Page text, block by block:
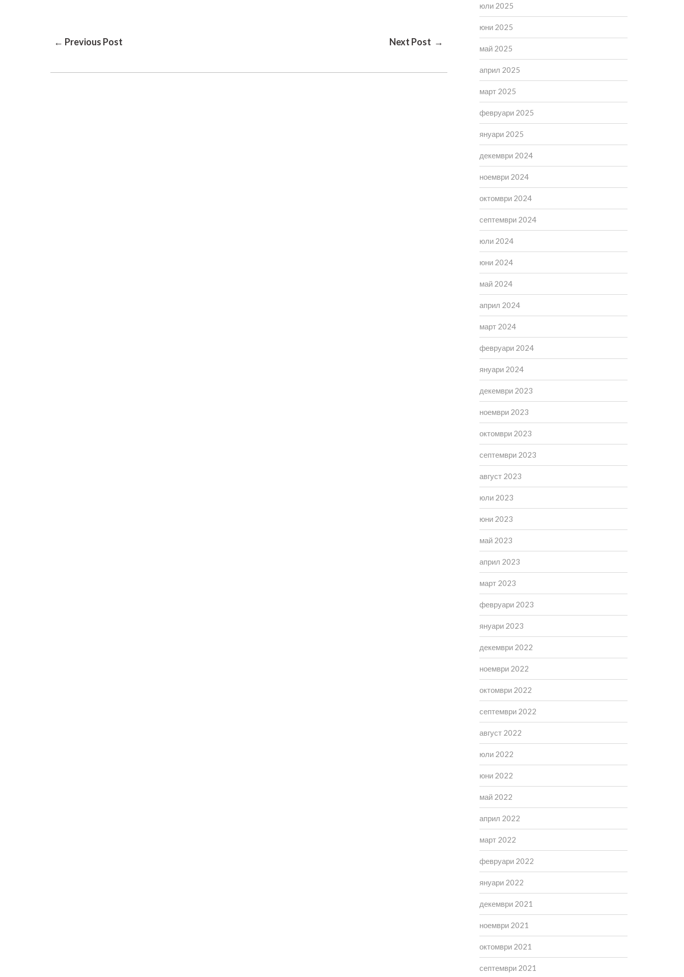
Post
← Previous Post Next Post →
юли 2025
юни 2025
май 2025
април 2025
март 2025
февруари 2025
януари 2025
декември 2024
ноември 2024
октомври 2024
септември 2024
юли 2024
юни 2024
май 2024
април 2024
март 2024
февруари 2024
януари 2024
декември 2023
ноември 2023
октомври 2023
септември 2023
август 2023
юли 2023
юни 2023
май 2023
април 2023
март 2023
февруари 2023
януари 2023
декември 2022
ноември 2022
октомври 2022
септември 2022
август 2022
юли 2022
юни 2022
май 2022
април 2022
март 2022
февруари 2022
януари 2022
декември 2021
ноември 2021
октомври 2021
септември 2021